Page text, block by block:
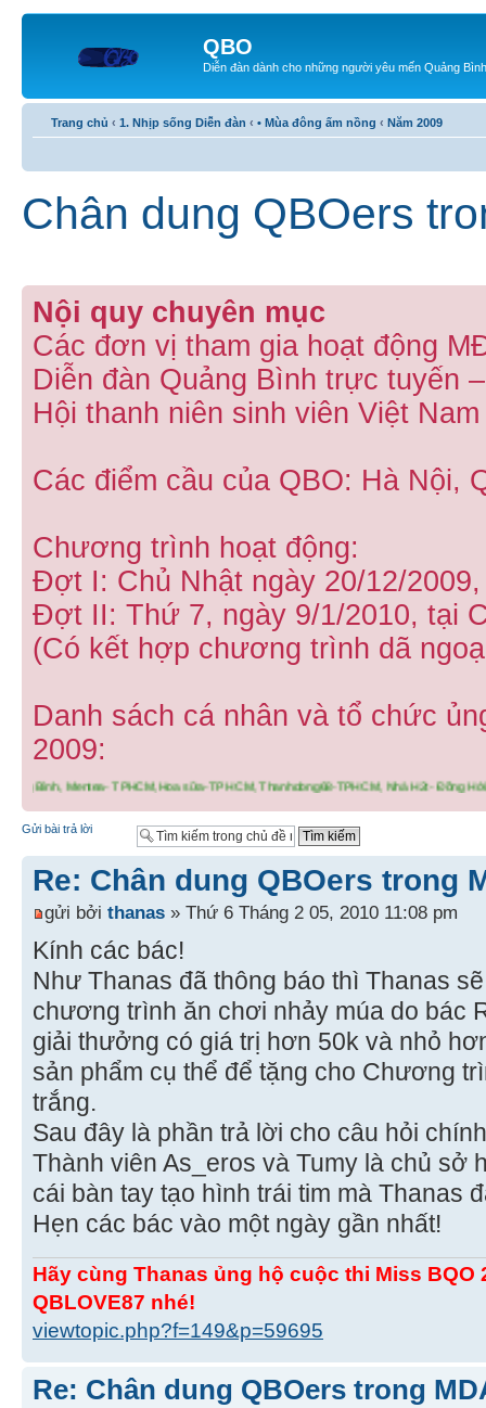
QBO
Diễn đàn dành cho những người yêu mến Quảng Bình
Trang chủ ‹ 1. Nhịp sống Diễn đàn ‹ • Mùa đông ấm nồng ‹ Năm 2009
Chân dung QBOers
Nội quy chuyên mục
Các đơn vị tham gia hoạt động
Diễn đàn Quảng Bình trực tuyến
Hội thanh niên sinh viên Việt
Các điểm cầu của QBO: Hà Nội,
Chương trình hoạt động:
Đợt I: Chủ Nhật ngày 20/12/
Đợt II: Thứ 7, ngày 9/1/2010, tại
(Có kết hợp chương trình dã
Danh sách cá nhân và tổ chức
2009:
Bình, Mentea- TPHCM,Hoa sữa-TP HCM, Thanhdong68-TPHCM, Nhà
Gửi bài trả lời
Re: Chân dung QBOers trong
gửi bởi thanas » Thứ 6 Tháng 2 05, 2010 11:08 pm
Kính các bác!
Như Thanas đã thông báo thì Thanas
chương trình ăn chơi nhảy múa do bác
giải thưởng có giá trị hơn 50k và nhỏ
sản phẩm cụ thể để tặng cho Chương
trắng.
Sau đây là phần trả lời cho câu hỏi
Thành viên As_eros và Tumy là chủ sở
cái bàn tay tạo hình trái tim mà Thanas
Hẹn các bác vào một ngày gần nhất!
Hãy cùng Thanas ủng hộ cuộc thi Miss BQO
QBLOVE87 nhé!
viewtopic.php?f=149&p=59695
Re: Chân dung QBOers trong